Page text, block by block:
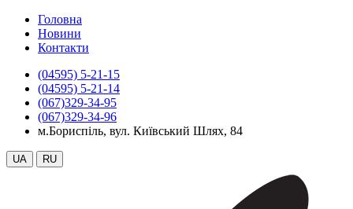
Головна
Новини
Контакти
(04595) 5-21-15
(04595) 5-21-14
(067)329-34-95
(067)329-34-96
м.Бориспіль, вул. Київський Шлях, 84
UA RU